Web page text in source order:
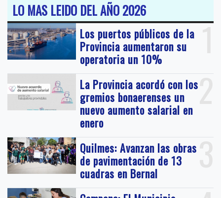
LO MAS LEIDO DEL AÑO 2026
1
Los puertos públicos de la
Provincia aumentaron su
operatoria un 10%
2
La Provincia acordó con los
gremios bonaerenses un
nuevo aumento salarial en
enero
3
Quilmes: Avanzan las obras
de pavimentación de 13
cuadras en Bernal